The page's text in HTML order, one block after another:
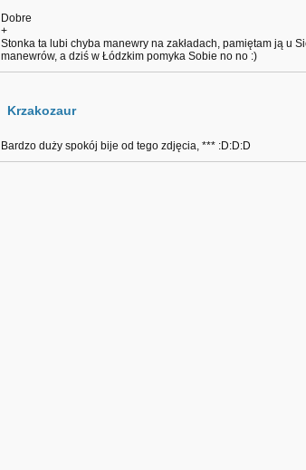
Dobre
+
Stonka ta lubi chyba manewry na zakładach, pamiętam ją u
manewrów, a dziś w Łódzkim pomyka Sobie no no :)
Krzakozaur
Bardzo duży spokój bije od tego zdjęcia, *** :D:D:D